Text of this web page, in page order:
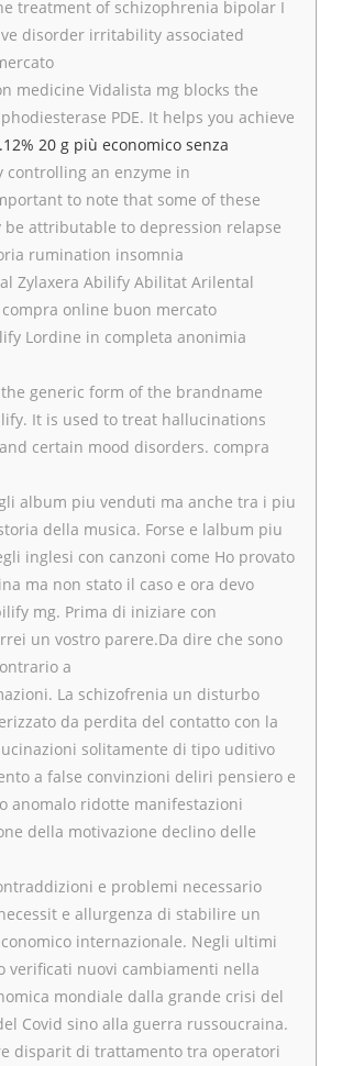
treatment of schizophrenia bipolar I
disorder irritability associated
medicine Vidalista mg blocks the
PDE. It helps you achieve
20 g più economico senza
controlling an enzyme in
to note that some of these
be attributable to depression relapse
rumination insomnia
Zylaxera Abilify Abilitat Arilental
compra online buon mercato
Lordine in completa anonimia
generic form of the brandname
It is used to treat hallucinations
certain mood disorders. compra
album piu venduti ma anche tra i piu
della musica. Forse e lalbum piu
inglesi con canzoni come Ho provato
ma non stato il caso e ora devo
mg. Prima di iniziare con
un vostro parere.Da dire che sono
a
La schizofrenia un disturbo
da perdita del contatto con la
solitamente di tipo uditivo
a false convinzioni deliri pensiero e
anomalo ridotte manifestazioni
della motivazione declino delle
e problemi necessario
e allurgenza di stabilire un
internazionale. Negli ultimi
verificati nuovi cambiamenti nella
mondiale dalla grande crisi del
Covid sino alla guerra russoucraina.
disparit di trattamento tra operatori